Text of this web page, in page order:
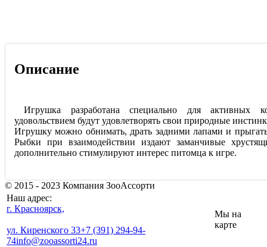
Описание
Игрушка разработана специально для активных
удовольствием будут удовлетворять свои природные
Игрушку можно обнимать, драть задними лапами и
Рыбки при взаимодействии издают заманчивые
дополнительно стимулируют интерес питомца к игре.
© 2015 - 2023 Компания ЗооАссорти
Наш адрес:
г. Красноярск,
ул. Киренского 33+7 (391) 294-94-
74info@zooassorti24.ru
Мы на
карте